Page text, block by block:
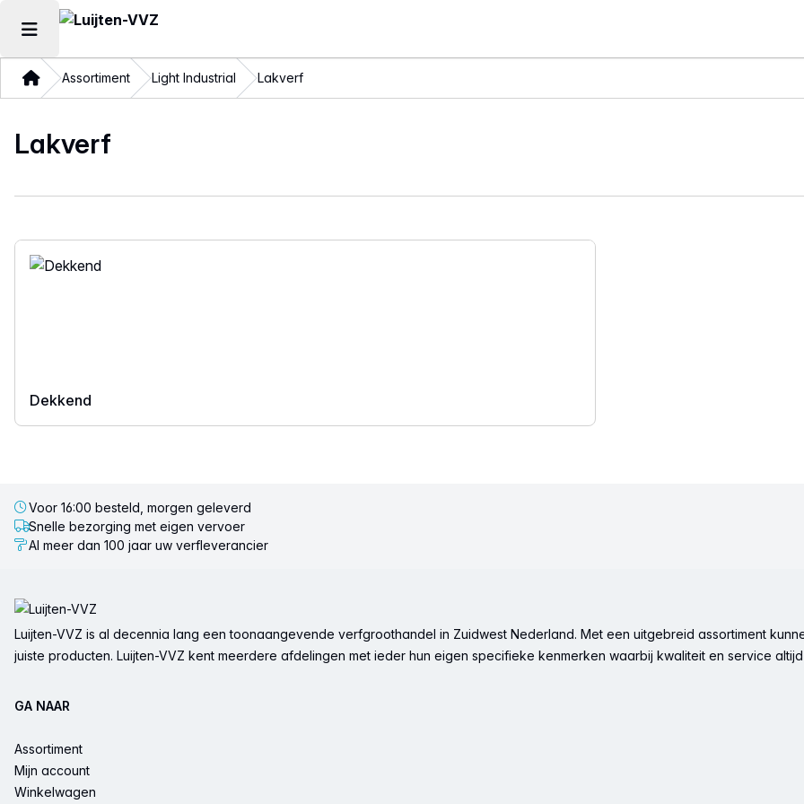
Hoofdmenu openen
ThuisAssortiment Light Industrial Lakverf
Lakverf
Dekkend
Voor 16:00 besteld, morgen geleverd
Snelle bezorging met eigen vervoer
Al meer dan 100 jaar uw verfleverancier
Luijten-VVZ is al decennia lang een toonaangevende verfgroothandel in Zuidwest Nederland. Met een uitgebreid assortiment
juiste producten. Luijten-VVZ kent meerdere afdelingen met ieder hun eigen specifieke kenmerken waarbij kwaliteit en service
GA NAAR
Assortiment
Mijn account
Winkelwagen